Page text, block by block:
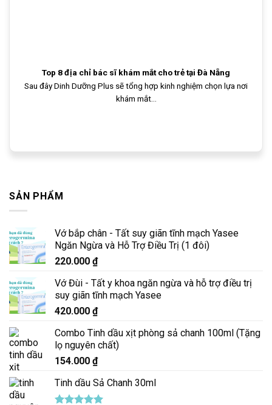
Top 8 địa chỉ bác sĩ khám mắt cho trẻ tại Đà Nẵng
Sau đây Dinh Dưỡng Plus sẽ tổng hợp kinh nghiệm chọn lựa nơi
khám mắt...
SẢN PHẨM
Vớ bắp chân - Tất suy giãn tĩnh mạch Yasee
Ngăn Ngừa và Hỗ Trợ Điều Trị (1 đôi)
220.000 ₫
Vớ Đùi - Tất y khoa ngăn ngừa và hỗ trợ điều trị
suy giãn tĩnh mạch Yasee
420.000 ₫
Combo Tinh dầu xịt phòng sả chanh 100ml (Tặng
lọ nguyên chất)
154.000 ₫
Tinh dầu Sả Chanh 30ml